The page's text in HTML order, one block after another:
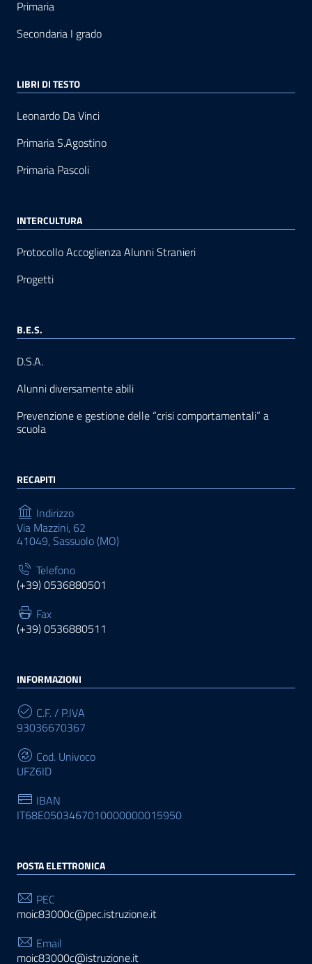
Primaria
Secondaria I grado
LIBRI DI TESTO
Leonardo Da Vinci
Primaria S.Agostino
Primaria Pascoli
INTERCULTURA
Protocollo Accoglienza Alunni Stranieri
Progetti
B.E.S.
D.S.A.
Alunni diversamente abili
Prevenzione e gestione delle “crisi comportamentali” a
scuola
RECAPITI
Indirizzo
Via Mazzini, 62
41049, Sassuolo (MO)
Telefono
(+39) 0536880501
Fax
(+39) 0536880511
INFORMAZIONI
C.F. / P.IVA
93036670367
Cod. Univoco
UFZ6ID
IBAN
IT68E0503467010000000015950
POSTA ELETTRONICA
PEC
moic83000c@pec.istruzione.it
Email
moic83000c@istruzione.it